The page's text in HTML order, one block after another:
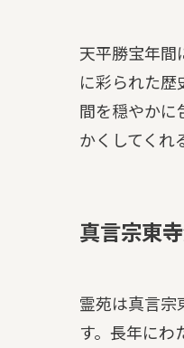
天平勝宝年間
に彩られた
間を穏やかに
かくしてくれ
真言宗東
霊苑は真言宗
す。長年にわ